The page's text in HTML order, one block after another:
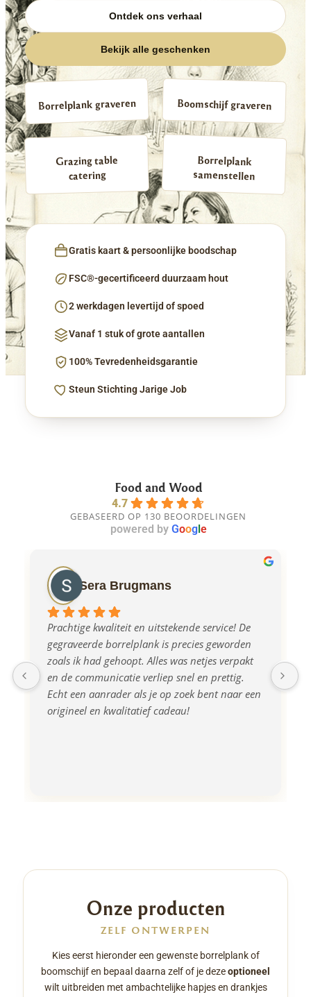
Ontdek ons verhaal
Bekijk alle geschenken
Borrelplank graveren Boomschijf graveren
Grazing table
catering
Borrelplank
samenstellen
Gratis kaart & persoonlijke boodschap
FSC®-gecertificeerd duurzaam hout
2 werkdagen levertijd of spoed
Vanaf 1 stuk of grote aantallen
100% Tevredenheidsgarantie
Steun Stichting Jarige Job
Food and Wood
4.7
GEBASEERD OP 130 BEOORDELINGEN
powered by Googl e
Sera Brugmans
Prachtige kwaliteit en uitstekende service! De
gegraveerde borrelplank is precies geworden
zoals ik had gehoopt. Alles was netjes verpakt
en de communicatie verliep snel en prettig.
Echt een aanrader als je op zoek bent naar een
origineel en kwalitatief cadeau!
Onze producten
ZELF ONTWERPEN
Kies eerst hieronder een gewenste borrelplank of
boomschijf en bepaal daarna zelf of je dezeoptioneel
wilt uitbreiden met ambachtelijke hapjes en drankjes